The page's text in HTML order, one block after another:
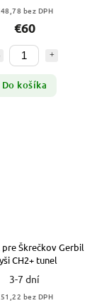
bez DPH
€60
Do košíka
pre Škrečkov Gerbil
CH2+ tunel
3-7 dní
bez DPH